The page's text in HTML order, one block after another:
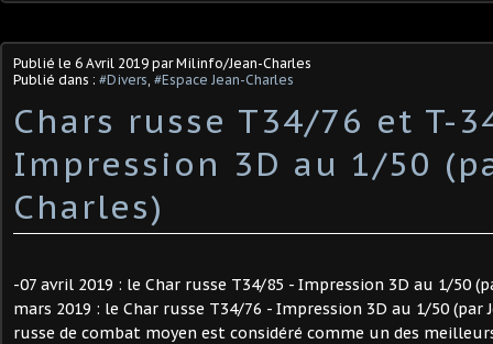
Publié le 6 Avril 2019 par Milinfo/Jean-Charles
Publié dans : #Divers, #Espace Jean-Charles
Chars russe T34/76 et T-
Impression 3D au 1/50
Charles)
-07 avril 2019 : le Char russe T34/85 - Impression 3D au 1/50
mars 2019 : le Char russe T34/76 - Impression 3D au 1/50 (par
russe de combat moyen est considéré comme un des